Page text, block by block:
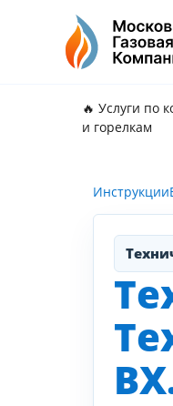
🔥 Услуги по
и горелкам
Инструкции